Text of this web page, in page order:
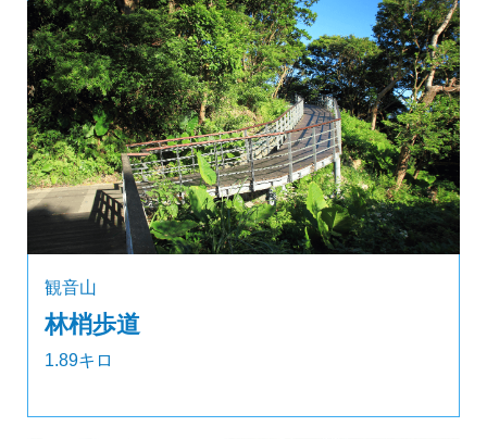
観音山
林梢歩道
1.89キロ